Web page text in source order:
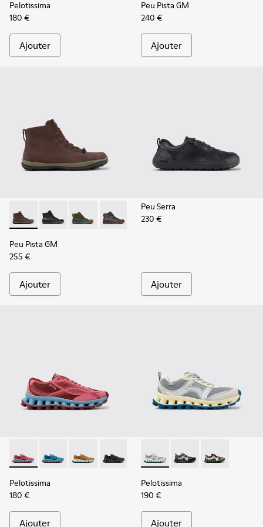
Pelotissima
180 €
Ajouter
Peu Pista GM
240 €
Ajouter
Peu Pista GM - K300287-035 - Bottines en nubuck marron
Peu Pista GM - K300287-034
Peu Pista GM - K300287-033
Peu Pista GM - K300287-032
Peu Pista GM - K300287-030
Peu Pista GM -
Peu Pista GM
255 €
Ajouter
Peu Serra
230 €
Ajouter
Pelotissima - K101109-010 - Baskets bordeaux en matières
Pelotissima - K101109-011
Pelotissima - K101109-007
Pelotissima - K101109-006
Pelotissima
180 €
Ajouter
Pelotissima - K101134-001
Pelotissima -Pelotissima -
Pelotissima
190 €
Ajouter